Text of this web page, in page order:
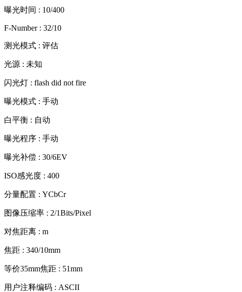
曝光时间 : 10/400
F-Number : 32/10
测光模式 : 评估
光源 : 未知
闪光灯 : flash did not fire
曝光模式 : 手动
白平衡 : 自动
曝光程序 : 手动
曝光补偿 : 30/6EV
ISO感光度 : 400
分量配置 : YCbCr
图像压缩率 : 2/1Bits/Pixel
对焦距离 : m
焦距 : 340/10mm
等价35mm焦距 : 51mm
用户注释编码 : ASCII